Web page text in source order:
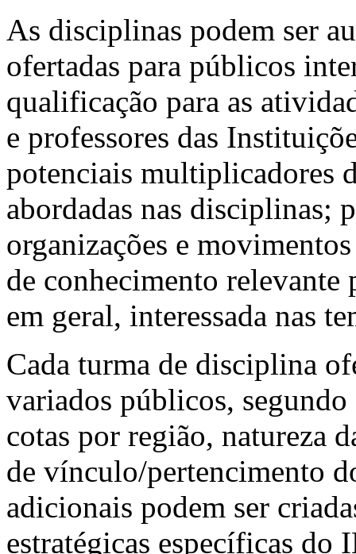
As disciplinas podem ser
ofertadas para públicos
qualificação para as
e professores das
potenciais multiplicadores
abordadas nas disciplinas;
organizações e
de conhecimento relevante
em geral, interessada nas
Cada turma de disciplina
variados públicos,
cotas por região, natureza
de vínculo/pertencimento
adicionais podem ser
estratégicas específicas do